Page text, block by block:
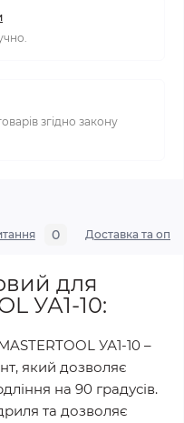
згідно закону
0 Доставка та
для
УА1-10:
УА1-10 –
який дозволяє
на 90 градусів.
та дозволяє